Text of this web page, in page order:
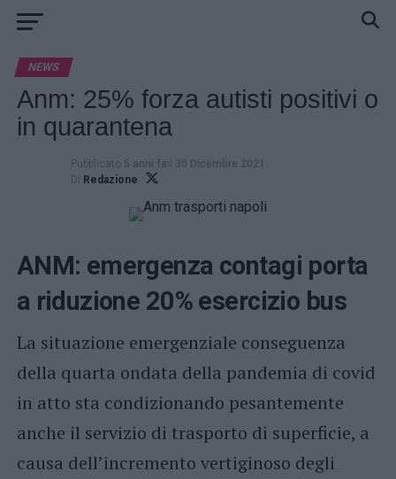
NEWS
Anm: 25% forza autisti positivi o
in quarantena
Pubblicato 5 anni fail 30 Dicembre 2021
Di Redazione
ANM: emergenza contagi porta
a riduzione 20% esercizio bus
La situazione emergenziale conseguenza
della quarta ondata della pandemia di covid
in atto sta condizionando pesantemente
anche il servizio di trasporto di superficie, a
causa dell’incremento vertiginoso degli